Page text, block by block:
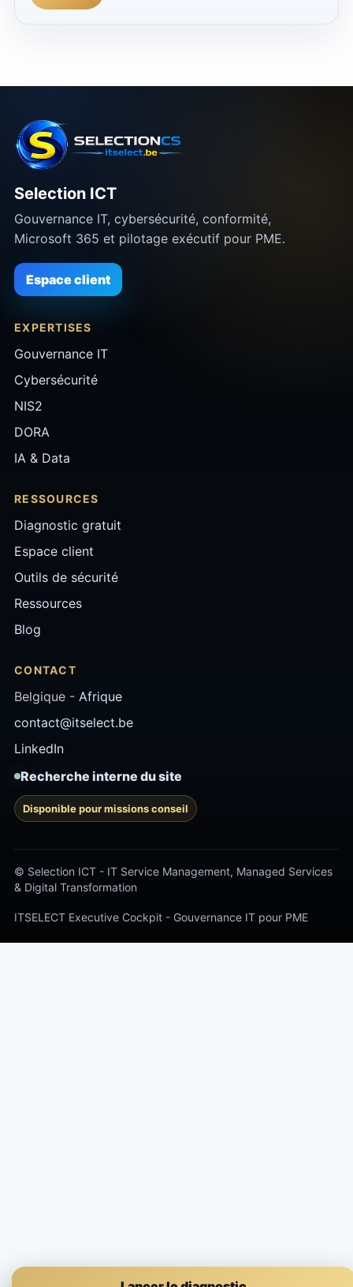
Selection ICT
Gouvernance IT, cybersécurité, conformité,
Microsoft 365 et pilotage exécutif pour PME.
Espace client
EXPERTISES
Gouvernance IT
Cybersécurité
NIS2
DORA
IA & Data
RESSOURCES
Diagnostic gratuit
Espace client
Outils de sécurité
Ressources
Blog
CONTACT
Belgique - Afrique
contact@itselect.be
LinkedIn
Recherche interne du site
Disponible pour missions conseil
© Selection ICT - IT Service Management, Managed Services
& Digital Transformation
ITSELECT Executive Cockpit - Gouvernance IT pour PME